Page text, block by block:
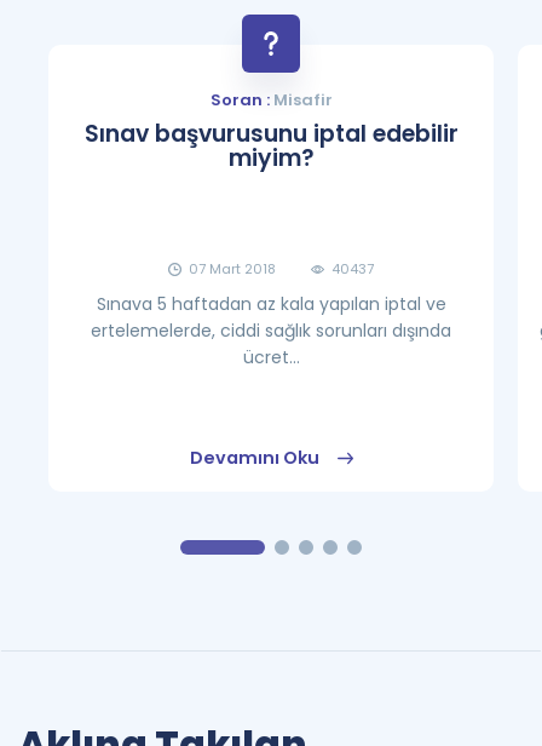
Soran :Misafir
Sınav başvurusunu iptal edebilir
miyim?
07 Mart 2018 40437
Sınava 5 haftadan az kala yapılan iptal ve
ertelemelerde, ciddi sağlık sorunları dışında
ücret...
Devamını Oku